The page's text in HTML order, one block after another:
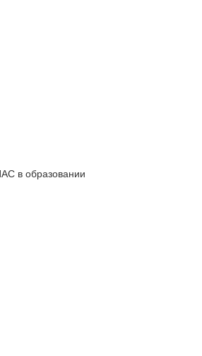
в образовании